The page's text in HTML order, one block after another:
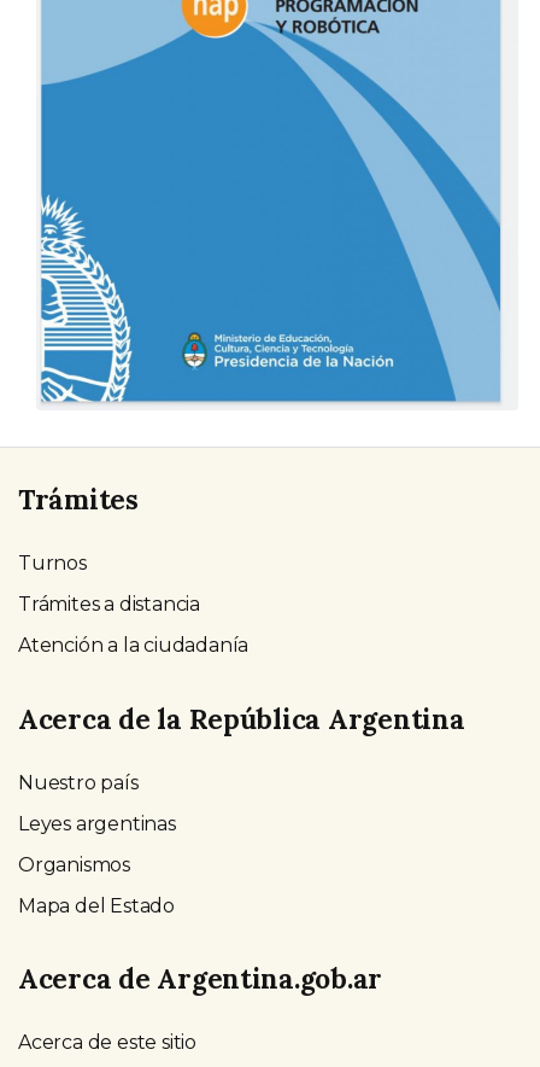
Trámites
Turnos
Trámites a distancia
Atención a la ciudadanía
Acerca de la República Argentina
Nuestro país
Leyes argentinas
Organismos
Mapa del Estado
Acerca de Argentina.gob.ar
Acerca de este sitio